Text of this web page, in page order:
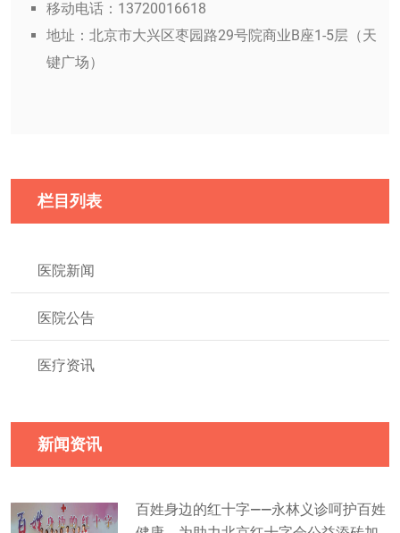
移动电话：13720016618
地址：北京市大兴区枣园路29号院商业B座1-5层（天
键广场）
栏目列表
医院新闻
医院公告
医疗资讯
新闻资讯
百姓身边的红十字——永林义诊呵护百姓